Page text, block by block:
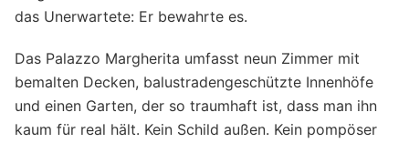
das Unerwartete: Er bewahrte es.
Das Palazzo Margherita umfasst neun Zimmer mit
bemalten Decken, balustradengeschützte Innenhöfe
und einen Garten, der so traumhaft ist, dass man ihn
kaum für real hält. Kein Schild außen. Kein pompöser